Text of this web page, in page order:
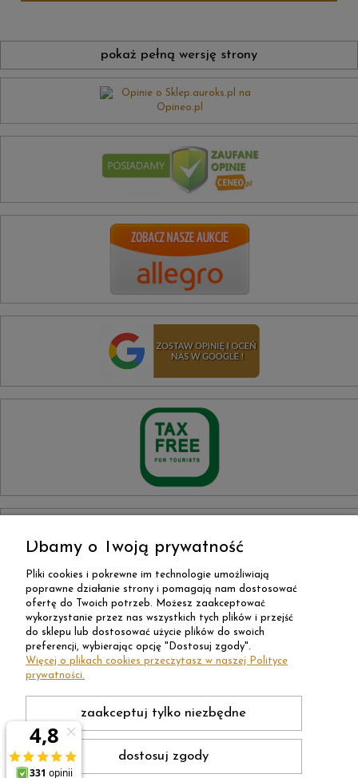
pokaż pełną wersję strony
Dbamy o Twoją prywatność
Pliki cookies i pokrewne im technologie umożliwiają
poprawne działanie strony i pomagają nam dostosować
ofertę do Twoich potrzeb. Możesz zaakceptować
wykorzystanie przez nas wszystkich tych plików i przejść
do sklepu lub dostosować użycie plików do swoich
preferencji, wybierając opcję "Dostosuj zgody".
Więcej o plikach cookies przeczytasz w naszej Polityce
prywatności.
zaakceptuj tylko niezbędne
dostosuj zgody